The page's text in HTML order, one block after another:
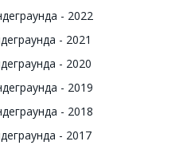
- 2022
- 2021
- 2020
- 2019
- 2018
- 2017